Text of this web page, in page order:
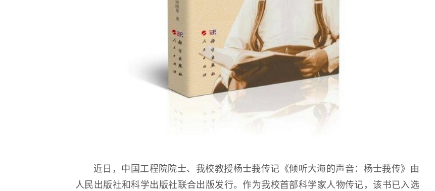
近日，中国工程院院士、我校教授杨士莪传记《倾听大海的声音：杨士莪传》由
人民出版社和科学出版社联合出版发行。作为我校首部科学家人物传记，该书已入选